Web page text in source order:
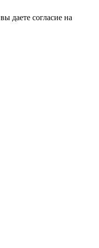
даете согласие на